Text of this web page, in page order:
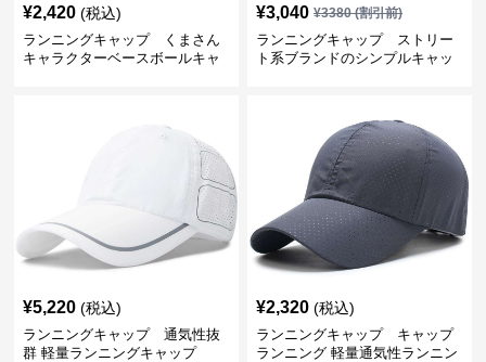
¥2,420 (税込)
ランニングキャップ くまさん
キャラクターベースボールキャ
¥3,040 ¥3380(割引前)
ランニングキャップ ストリー
ト系ブランドのシンプルキャッ
¥5,220 (税込)
ランニングキャップ 通気性抜
群 軽量ランニングキャップ
¥2,320 (税込)
ランニングキャップ キャップ
ランニング 軽量通気性ランニン